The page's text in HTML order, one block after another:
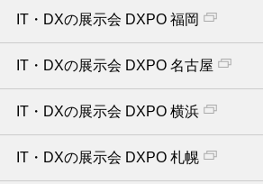
IT・DXの展示会 DXPO 福岡
IT・DXの展示会 DXPO 名古屋
IT・DXの展示会 DXPO 横浜
IT・DXの展示会 DXPO 札幌